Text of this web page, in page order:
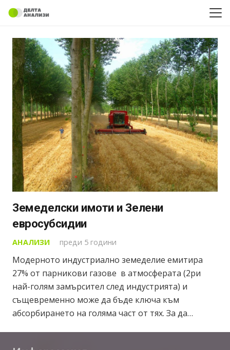
Земеделски имоти и Зелени
евросубсидии
АНАЛИЗИ преди 5 години
Модерното индустриално земеделие емитира
27% от парникови газове в атмосферата (2ри
най-голям замърсител след индустрията) и
същевременно може да бъде ключа към
абсорбирането на голяма част от тях. За да…